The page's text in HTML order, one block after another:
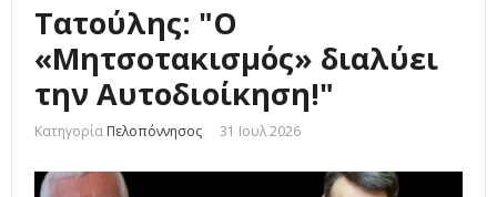
Τατούλης: "Ο
«Μητσοτακισμός» διαλύει
την Αυτοδιοίκηση!"
Κατηγορία Πελοπόννησος 31 Ιουλ 2026